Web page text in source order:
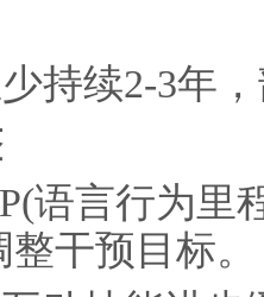
持续2-3年
语言行为里
干预目标。